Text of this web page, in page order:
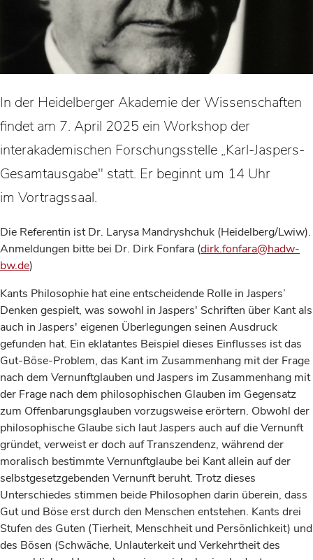
In der Heidelberger Akademie der Wissenschaften
findet am 7. April 2025 ein Workshop der
interakademischen Forschungsstelle „Karl-Jaspers-
Gesamtausgabe" statt. Er beginnt um 14 Uhr
im Vortragssaal.
Die Referentin ist Dr. Larysa Mandryshchuk (Heidelberg/Lwiw).
Anmeldungen bitte bei Dr. Dirk Fonfara (dirk.fonfara@hadw-
bw.de)
Kants Philosophie hat eine entscheidende Rolle in Jaspers’
Denken gespielt, was sowohl in Jaspers' Schriften über Kant als
auch in Jaspers' eigenen Überlegungen seinen Ausdruck
gefunden hat. Ein eklatantes Beispiel dieses Einflusses ist das
Gut-Böse-Problem, das Kant im Zusammenhang mit der Frage
nach dem Vernunftglauben und Jaspers im Zusammenhang mit
der Frage nach dem philosophischen Glauben im Gegensatz
zum Offenbarungsglauben vorzugsweise erörtern. Obwohl der
philosophische Glaube sich laut Jaspers auch auf die Vernunft
gründet, verweist er doch auf Transzendenz, während der
moralisch bestimmte Vernunftglaube bei Kant allein auf der
selbstgesetzgebenden Vernunft beruht. Trotz dieses
Unterschiedes stimmen beide Philosophen darin überein, dass
Gut und Böse erst durch den Menschen entstehen. Kants drei
Stufen des Guten (Tierheit, Menschheit und Persönlichkeit) und
des Bösen (Schwäche, Unlauterkeit und Verkehrtheit des